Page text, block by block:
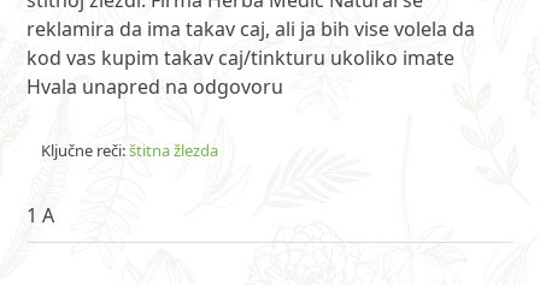
reklamira da ima takav caj, ali ja bih vise volela da
kod vas kupim takav caj/tinkturu ukoliko imate
Hvala unapred na odgovoru
Ključne reči:štitna žlezda
1 A